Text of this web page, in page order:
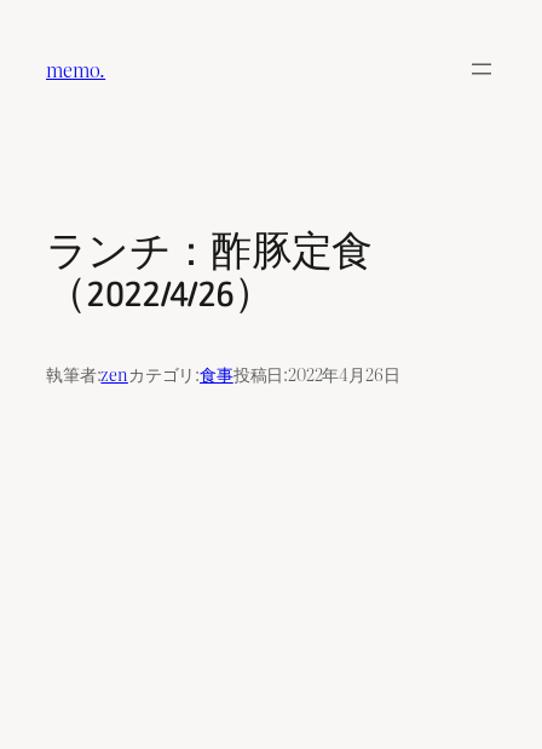
memo.
ランチ：酢豚定食
（2022/4/26）
執筆者:zenカテゴリ:食事投稿日:2022年4月26日